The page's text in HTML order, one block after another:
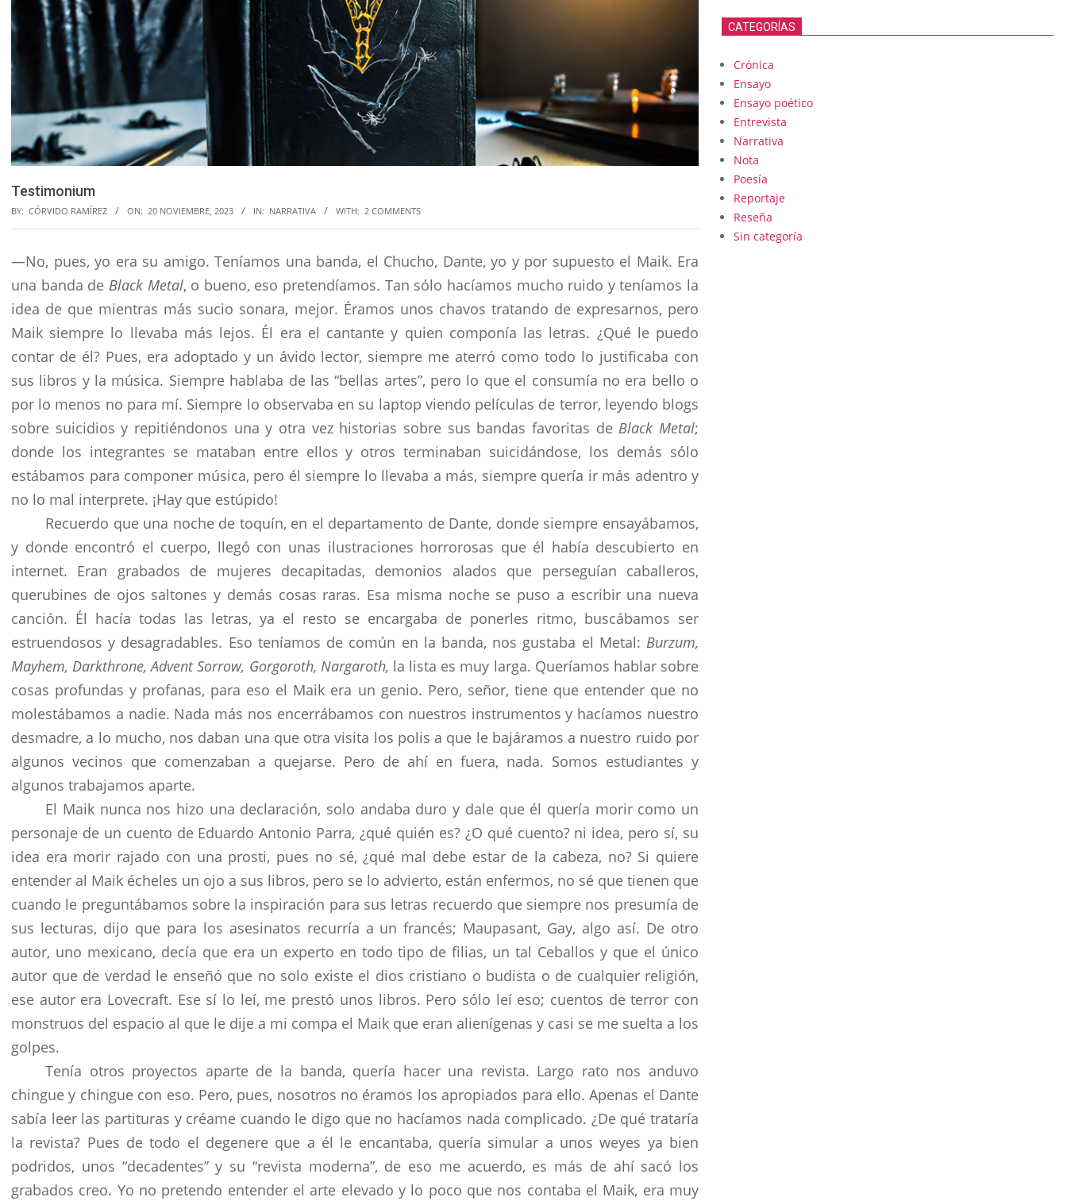
Testimonium
BY: CÓRVIDO RAMÍREZ ON: 20 NOVIEMBRE, 2023 IN: NARRATIVA WITH: 2 COMMENTS
—No, pues, yo era su amigo. Teníamos una banda, el Chucho, Dante, yo y por supuesto el Maik. Era
una banda de Black Metal, o bueno, eso pretendíamos. Tan sólo hacíamos mucho ruido y teníamos la
idea de que mientras más sucio sonara, mejor. Éramos unos chavos tratando de expresarnos, pero
Maik siempre lo llevaba más lejos. Él era el cantante y quien componía las letras. ¿Qué le puedo
contar de él? Pues, era adoptado y un ávido lector, siempre me aterró como todo lo justificaba con
sus libros y la música. Siempre hablaba de las “bellas artes”, pero lo que el consumía no era bello o
por lo menos no para mí. Siempre lo observaba en su laptop viendo películas de terror, leyendo blogs
sobre suicidios y repitiéndonos una y otra vez historias sobre sus bandas favoritas de Black Metal;
donde los integrantes se mataban entre ellos y otros terminaban suicidándose, los demás sólo
estábamos para componer música, pero él siempre lo llevaba a más, siempre quería ir más adentro y
no lo mal interprete. ¡Hay que estúpido!
Recuerdo que una noche de toquín, en el departamento de Dante, donde siempre ensayábamos,
y donde encontró el cuerpo, llegó con unas ilustraciones horrorosas que él había descubierto en
internet. Eran grabados de mujeres decapitadas, demonios alados que perseguían caballeros,
querubines de ojos saltones y demás cosas raras. Esa misma noche se puso a escribir una nueva
canción. Él hacía todas las letras, ya el resto se encargaba de ponerles ritmo, buscábamos ser
estruendosos y desagradables. Eso teníamos de común en la banda, nos gustaba el Metal: Burzum,
Mayhem, Darkthrone, Advent Sorrow, Gorgoroth, Nargaroth, la lista es muy larga. Queríamos hablar sobre
cosas profundas y profanas, para eso el Maik era un genio. Pero, señor, tiene que entender que no
molestábamos a nadie. Nada más nos encerrábamos con nuestros instrumentos y hacíamos nuestro
desmadre, a lo mucho, nos daban una que otra visita los polis a que le bajáramos a nuestro ruido por
algunos vecinos que comenzaban a quejarse. Pero de ahí en fuera, nada. Somos estudiantes y
algunos trabajamos aparte.
El Maik nunca nos hizo una declaración, solo andaba duro y dale que él quería morir como un
personaje de un cuento de Eduardo Antonio Parra, ¿qué quién es? ¿O qué cuento? ni idea, pero sí, su
idea era morir rajado con una prosti, pues no sé, ¿qué mal debe estar de la cabeza, no? Si quiere
entender al Maik écheles un ojo a sus libros, pero se lo advierto, están enfermos, no sé que tienen que
cuando le preguntábamos sobre la inspiración para sus letras recuerdo que siempre nos presumía de
sus lecturas, dijo que para los asesinatos recurría a un francés; Maupasant, Gay, algo así. De otro
autor, uno mexicano, decía que era un experto en todo tipo de filias, un tal Ceballos y que el único
autor que de verdad le enseñó que no solo existe el dios cristiano o budista o de cualquier religión,
ese autor era Lovecraft. Ese sí lo leí, me prestó unos libros. Pero sólo leí eso; cuentos de terror con
monstruos del espacio al que le dije a mi compa el Maik que eran alienígenas y casi se me suelta a los
golpes.
Tenía otros proyectos aparte de la banda, quería hacer una revista. Largo rato nos anduvo
chingue y chingue con eso. Pero, pues, nosotros no éramos los apropiados para ello. Apenas el Dante
sabía leer las partituras y créame cuando le digo que no hacíamos nada complicado. ¿De qué trataría
la revista? Pues de todo el degenere que a él le encantaba, quería simular a unos weyes ya bien
podridos, unos “decadentes” y su “revista moderna”, de eso me acuerdo, es más de ahí sacó los
grabados creo. Yo no pretendo entender el arte elevado y lo poco que nos contaba el Maik, era muy
CATEGORÍAS
Crónica
Ensayo
Ensayo poético
Entrevista
Narrativa
Nota
Poesía
Reportaje
Reseña
Sin categoría